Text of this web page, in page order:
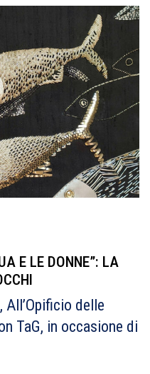
E LE DONNE”: LA
All’Opificio delle
TaG, in occasione di